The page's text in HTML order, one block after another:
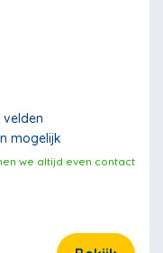
mogelijk
we altijd even contact